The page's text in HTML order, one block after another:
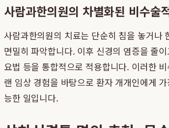
사람과한의원의 차별화된 비수술
사람과한의원의 치료는 단순히 침을 놓거나
면밀히 파악합니다. 이후 신경의 염증을 줄
요법 등을 통합적으로 적용합니다. 이러한
랜 임상 경험을 바탕으로 환자 개개인에게
능한 일입니다.